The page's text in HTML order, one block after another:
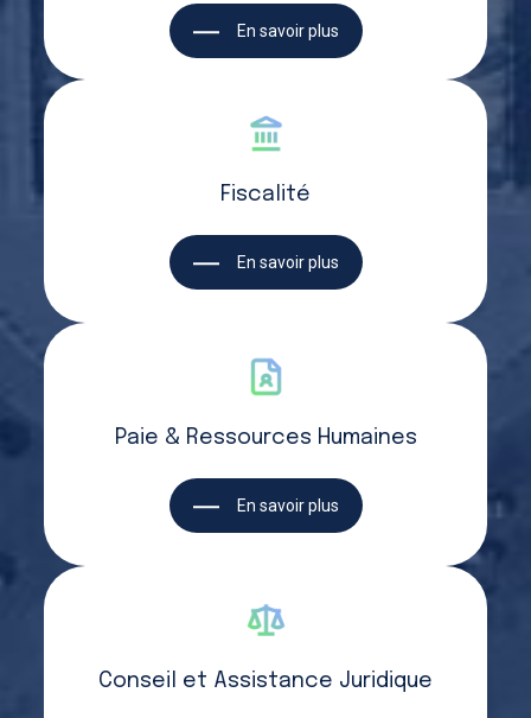
En savoir plus
Fiscalité
En savoir plus
Paie & Ressources Humaines
En savoir plus
Conseil et Assistance Juridique